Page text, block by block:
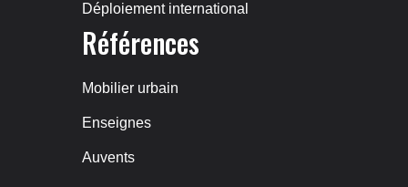
Déploiement international
Références
Mobilier urbain
Enseignes
Auvents